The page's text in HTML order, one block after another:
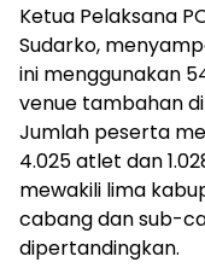
Ketua Pelaksana
Sudarko,
ini menggunakan
venue tambahan
Jumlah peserta
4.025 atlet dan
mewakili lima
cabang dan sub-
dipertandingkan.